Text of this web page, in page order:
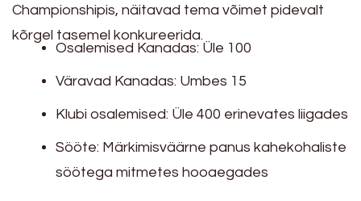
Championshipis, näitavad tema võimet pidevalt
kõrgel tasemel konkureerida.
Osalemised Kanadas: Üle 100
Väravad Kanadas: Umbes 15
Klubi osalemised: Üle 400 erinevates liigades
Sööte: Märkimisväärne panus kahekohaliste
söötega mitmetes hooaegades